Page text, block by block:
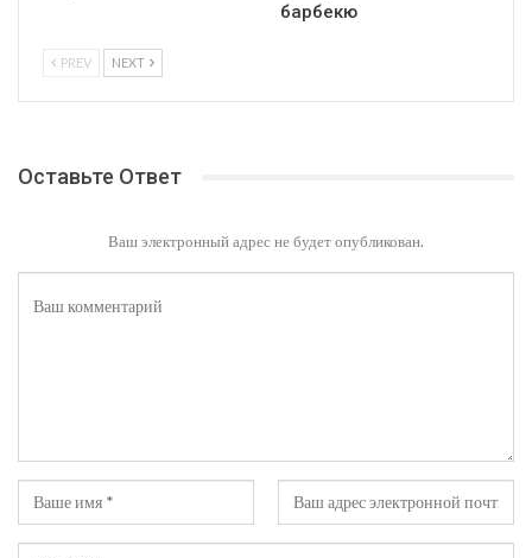
барбекю
PREV NEXT
Оставьте Ответ
Ваш электронный адрес не будет опубликован.